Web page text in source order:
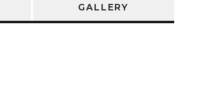
GALLERY